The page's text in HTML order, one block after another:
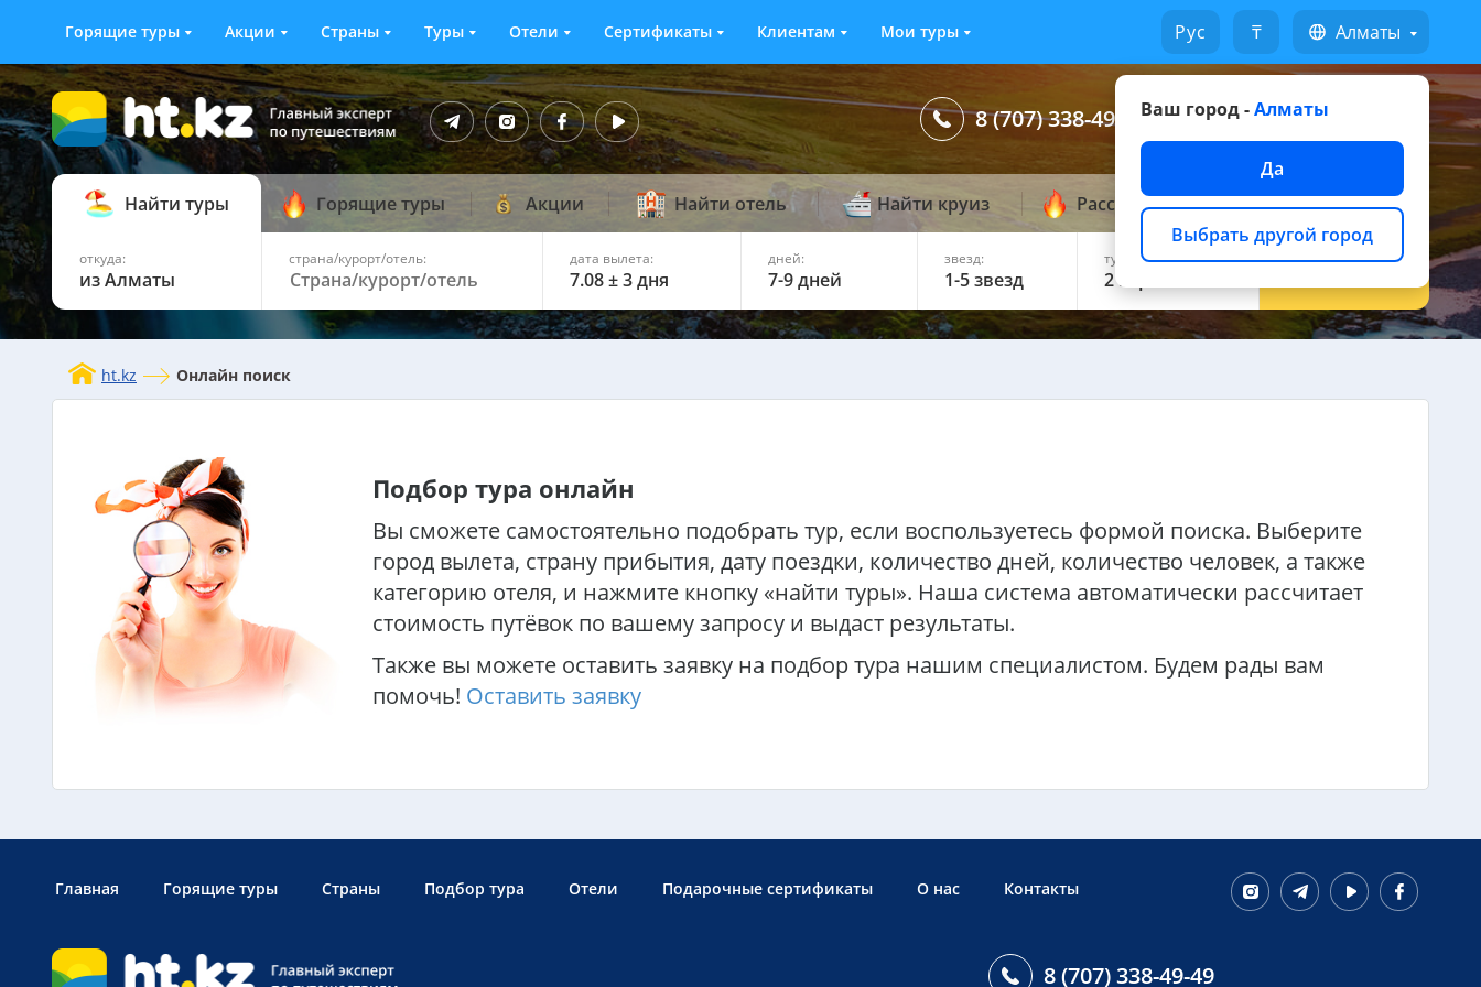
Горящие туры Акции Страны Туры Отели Сертификаты Клиентам Мои туры Русский ₸ Алматы
Ваш город -Алматы
Да
Выбрать другой город
8 (707) 338-49-49 Написать на WhatsApp
Найти туры Горящие туры Акции Найти отель Найти круиз Рассылка горящих
откуда:
из Алматы
страна/курорт/отель: дата вылета:
7.08 ± 3 дня
дней:
7-9 дней
звезд:
1-5 звезд
туристов:
2 взр НАЙТИ
ht.kz Онлайн поиск
Подбор тура онлайн
Вы сможете самостоятельно подобрать тур, если воспользуетесь формой поиска. Выберите
город вылета, страну прибытия, дату поездки, количество дней, количество человек, а также
категорию отеля, и нажмите кнопку «найти туры». Наша система автоматически рассчитает
стоимость путёвок по вашему запросу и выдаст результаты.
Также вы можете оставить заявку на подбор тура нашим специалистом. Будем рады вам
помочь! Оставить заявку
Главная Горящие туры Страны Подбор тура Отели Подарочные сертификаты О нас Контакты
8 (707) 338-49-49